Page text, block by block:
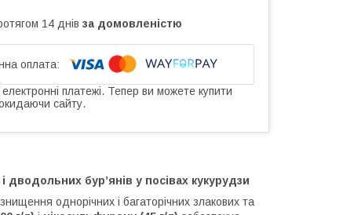
14 днів за домовленістю
електронні платежі. Тепер ви можете купити
сайту.
бур’янів у посівах кукурудзи
однорічних і багаторічних злакових та